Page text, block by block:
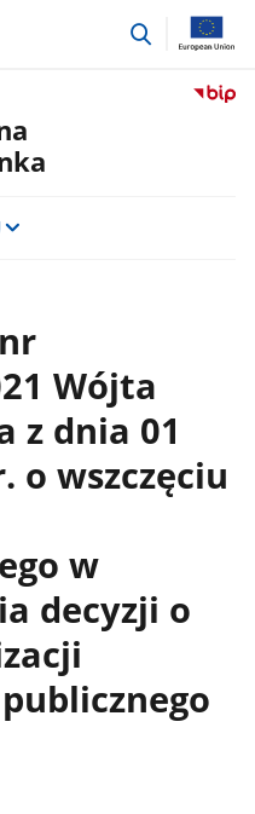
przejdź
Przejdź
Wójta
z dnia 01
o wszczęciu
w
decyzji o